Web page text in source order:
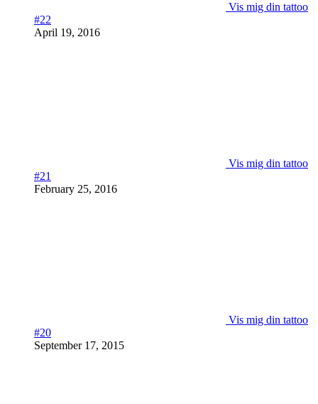
Vis mig din tattoo
#22
April 19, 2016
Vis mig din tattoo
#21
February 25, 2016
Vis mig din tattoo
#20
September 17, 2015